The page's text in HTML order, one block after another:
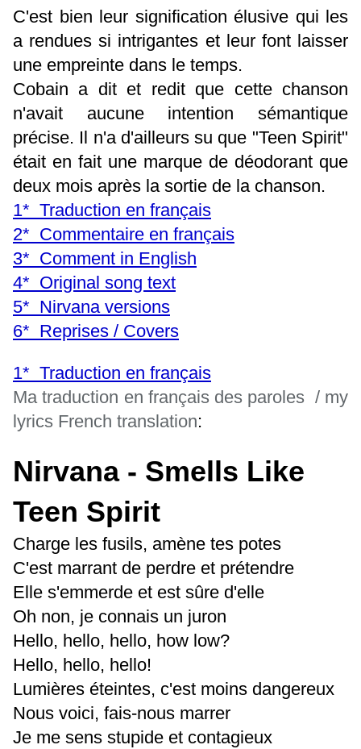
C'est bien leur signification élusive qui les
a rendues si intrigantes et leur font laisser
une empreinte dans le temps.
Cobain a dit et redit que cette chanson
n'avait aucune intention sémantique
précise. Il n'a d'ailleurs su que "Teen Spirit"
était en fait une marque de déodorant que
deux mois après la sortie de la chanson.
1* Traduction en français
2* Commentaire en français
3* Comment in English
4* Original song text
5* Nirvana versions
6* Reprises / Covers
1* Traduction en français
Ma traduction en français des paroles / my
lyrics French translation:
Nirvana - Smells Like
Teen Spirit
Charge les fusils, amène tes potes
C'est marrant de perdre et prétendre
Elle s'emmerde et est sûre d'elle
Oh non, je connais un juron
Hello, hello, hello, how low?
Hello, hello, hello!
Lumières éteintes, c'est moins dangereux
Nous voici, fais-nous marrer
Je me sens stupide et contagieux